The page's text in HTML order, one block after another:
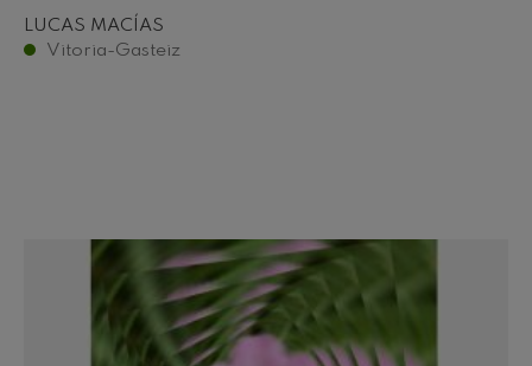
LUCAS MACÍAS
Vitoria-Gasteiz